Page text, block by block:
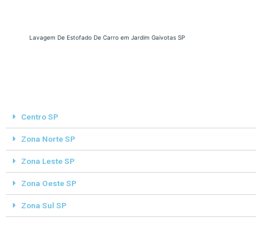
Lavagem De Estofado De Carro em Jardim Gaivotas SP
Centro SP
Zona Norte SP
Zona Leste SP
Zona Oeste SP
Zona Sul SP